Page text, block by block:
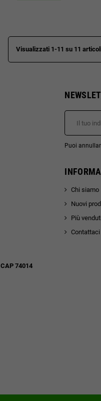
Visualizzati 1-11 su 11
CAP 74014
Puoi
Chi siamo
Nuovi
Più venduti
Contattaci